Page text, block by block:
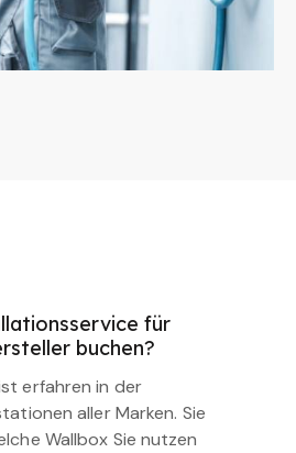
für
buchen?
erfahren in der
aller Marken. Sie
Wallbox Sie nutzen